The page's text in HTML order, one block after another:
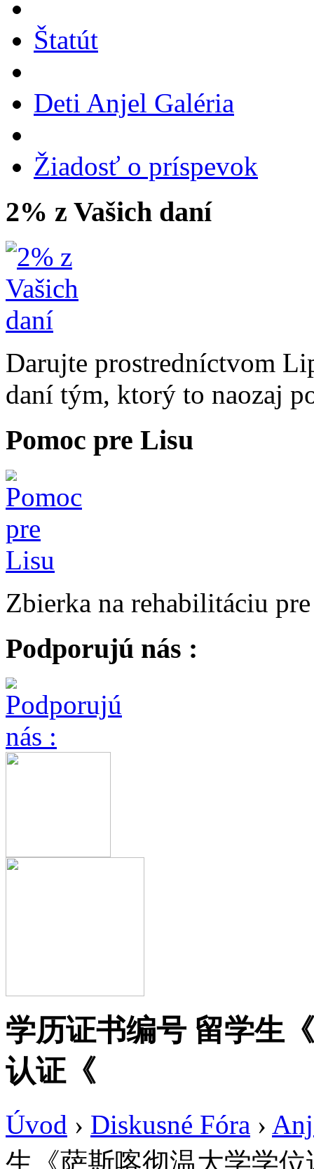
Štatút
Deti Anjel Galéria
Žiadosť o príspevok
2% z Vašich daní
Darujte prostredníctvom
daní tým, ktorý to naozaj
Pomoc pre Lisu
Zbierka na rehabilitáciu
Podporujú nás :
学历证书编号 留学生
认证《
Úvod › Diskusné Fóra ›
生《萨斯喀彻温大学学